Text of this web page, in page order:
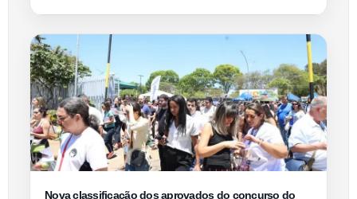
Nova classificação dos aprovados do concurso do